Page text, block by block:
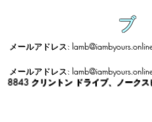
ブ
メールアドレス:
メールアドレス:
8843 クリントン ドライブ、ノーク